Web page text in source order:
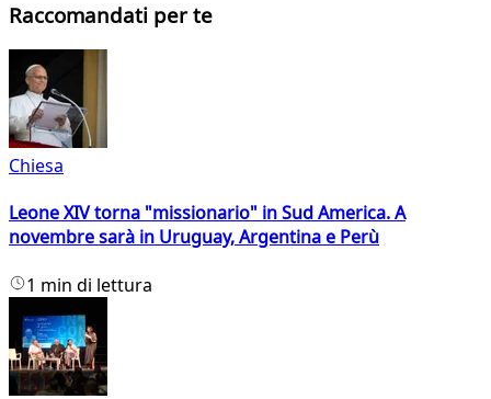
Raccomandati per te
Chiesa
Leone XIV torna "missionario" in Sud America. A
novembre sarà in Uruguay, Argentina e Perù
1 min di lettura